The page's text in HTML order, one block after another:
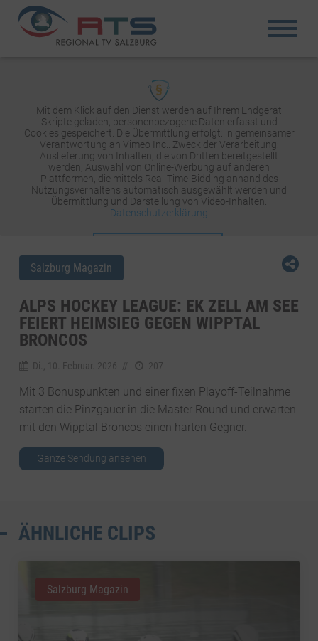
Mit dem Klick auf den Dienst werden auf Ihrem Endgerät
Skripte geladen, personenbezogene Daten erfasst und
Cookies gespeichert. Die Übermittlung erfolgt: in gemeinsamer
Verantwortung an Vimeo Inc.. Zweck der Verarbeitung:
Auslieferung von Inhalten, die von Dritten bereitgestellt
werden, Auswahl von Online-Werbung auf anderen
Plattformen, die mittels Real-Time-Bidding anhand des
Nutzungsverhaltens automatisch ausgewählt werden und
Übermittlung und Darstellung von Video-Inhalten.
Datenschutzerklärung
Salzburg Magazin
ALPS HOCKEY LEAGUE: EK ZELL AM SEE
FEIERT HEIMSIEG GEGEN WIPPTAL
BRONCOS
Di., 10. Februar. 2026 207
Mit 3 Bonuspunkten und einer fixen Playoff-Teilnahme
starten die Pinzgauer in die Master Round und erwarten
mit den Wipptal Broncos einen harten Gegner.
Ganze Sendung ansehen
ÄHNLICHE CLIPS
Salzburg Magazin